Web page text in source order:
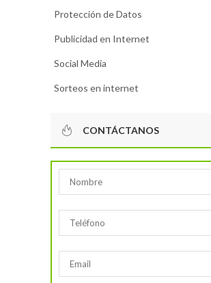
Protección de Datos
Publicidad en Internet
Social Media
Sorteos en internet
CONTÁCTANOS